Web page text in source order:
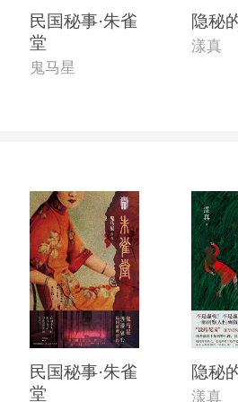
民国秘事·朱雀
堂
鬼马星
隐秘
漾真
民国秘事·朱雀
堂
隐秘
漾真